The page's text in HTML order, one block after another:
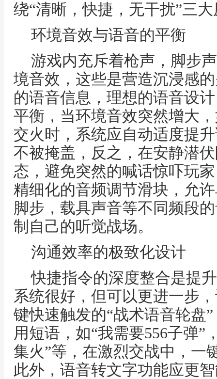
绕“清晰，快捷，无干扰”三
环境音效与语音的平衡
游戏内充斥着枪声，脚步
境音效，这些是营造沉浸感
的语音信息，理想的语音设
平衡，当环境音效突然增大
交火时，系统应自动适度提
不被掩盖，反之，在安静潜
态，避免突然的喊话惊吓玩
精细化的音频调节滑块，允
脚步，载具声音等不同频段
制自己的听觉战场。
沟通效率的极致化设计
快捷指令的深度整合是提
系统很好，但可以更进一步
键快速触发的“战术语音轮盘
用短语，如“我需要556子弹”
集火”等，在激烈交战中，一
此外，语音转文字功能应更